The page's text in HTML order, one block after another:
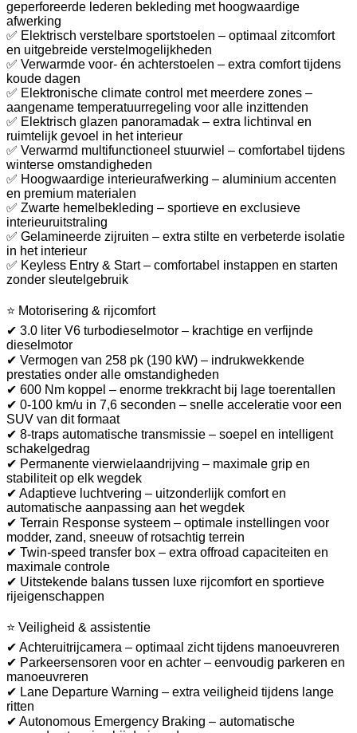
geperforeerde lederen bekleding met hoogwaardige
afwerking
✅ Elektrisch verstelbare sportstoelen – optimaal zitcomfort
en uitgebreide verstelmogelijkheden
✅ Verwarmde voor- én achterstoelen – extra comfort tijdens
koude dagen
✅ Elektronische climate control met meerdere zones –
aangename temperatuurregeling voor alle inzittenden
✅ Elektrisch glazen panoramadak – extra lichtinval en
ruimtelijk gevoel in het interieur
✅ Verwarmd multifunctioneel stuurwiel – comfortabel tijdens
winterse omstandigheden
✅ Hoogwaardige interieurafwerking – aluminium accenten
en premium materialen
✅ Zwarte hemelbekleding – sportieve en exclusieve
interieuruitstraling
✅ Gelamineerde zijruiten – extra stilte en verbeterde isolatie
in het interieur
✅ Keyless Entry & Start – comfortabel instappen en starten
zonder sleutelgebruik
⭐ Motorisering & rijcomfort
✔ 3.0 liter V6 turbodieselmotor – krachtige en verfijnde
dieselmotor
✔ Vermogen van 258 pk (190 kW) – indrukwekkende
prestaties onder alle omstandigheden
✔ 600 Nm koppel – enorme trekkracht bij lage toerentallen
✔ 0-100 km/u in 7,6 seconden – snelle acceleratie voor een
SUV van dit formaat
✔ 8-traps automatische transmissie – soepel en intelligent
schakelgedrag
✔ Permanente vierwielaandrijving – maximale grip en
stabiliteit op elk wegdek
✔ Adaptieve luchtvering – uitzonderlijk comfort en
automatische aanpassing aan het wegdek
✔ Terrain Response systeem – optimale instellingen voor
modder, zand, sneeuw of rotsachtig terrein
✔ Twin-speed transfer box – extra offroad capaciteiten en
maximale controle
✔ Uitstekende balans tussen luxe rijcomfort en sportieve
rijeigenschappen
⭐ Veiligheid & assistentie
✔ Achteruitrijcamera – optimaal zicht tijdens manoeuvreren
✔ Parkeersensoren voor en achter – eenvoudig parkeren en
manoeuvreren
✔ Lane Departure Warning – extra veiligheid tijdens lange
ritten
✔ Autonomous Emergency Braking – automatische